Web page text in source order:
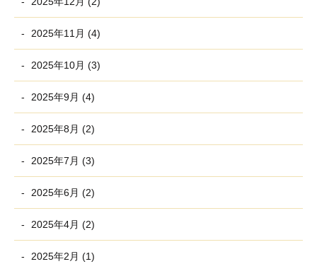
2025年11月 (4)
2025年10月 (3)
2025年9月 (4)
2025年8月 (2)
2025年7月 (3)
2025年6月 (2)
2025年4月 (2)
2025年2月 (1)